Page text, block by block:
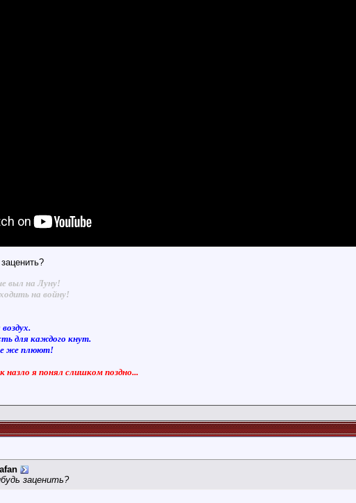
выл на Луну!
на войну!
для каждого кнут.
же плюют!
назло я понял слишком поздно...
заценить?